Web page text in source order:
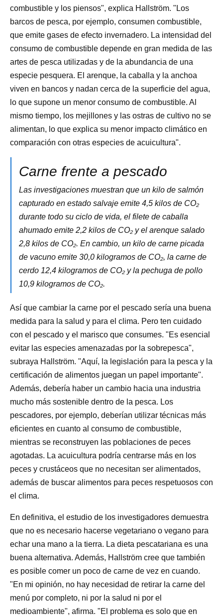
combustible y los piensos", explica Hallström. "Los
barcos de pesca, por ejemplo, consumen combustible,
que emite gases de efecto invernadero. La intensidad del
consumo de combustible depende en gran medida de las
artes de pesca utilizadas y de la abundancia de una
especie pesquera. El arenque, la caballa y la anchoa
viven en bancos y nadan cerca de la superficie del agua,
lo que supone un menor consumo de combustible. Al
mismo tiempo, los mejillones y las ostras de cultivo no se
alimentan, lo que explica su menor impacto climático en
comparación con otras especies de acuicultura".
Carne frente a pescado
Las investigaciones muestran que un kilo de salmón
capturado en estado salvaje emite 4,5 kilos de CO₂
durante todo su ciclo de vida, el filete de caballa
ahumado emite 2,2 kilos de CO₂ y el arenque salado
2,8 kilos de CO₂. En cambio, un kilo de carne picada
de vacuno emite 30,0 kilogramos de CO₂, la carne de
cerdo 12,4 kilogramos de CO₂ y la pechuga de pollo
10,9 kilogramos de CO₂.
Así que cambiar la carne por el pescado sería una buena
medida para la salud y para el clima. Pero ten cuidado
con el pescado y el marisco que consumes. "Es esencial
evitar las especies amenazadas por la sobrepesca",
subraya Hallström. "Aquí, la legislación para la pesca y la
certificación de alimentos juegan un papel importante".
Además, debería haber un cambio hacia una industria
mucho más sostenible dentro de la pesca. Los
pescadores, por ejemplo, deberían utilizar técnicas más
eficientes en cuanto al consumo de combustible,
mientras se reconstruyen las poblaciones de peces
agotadas. La acuicultura podría centrarse más en los
peces y crustáceos que no necesitan ser alimentados,
además de buscar alimentos para peces respetuosos con
el clima.
En definitiva, el estudio de los investigadores demuestra
que no es necesario hacerse vegetariano o vegano para
echar una mano a la tierra. La dieta pescatariana es una
buena alternativa. Además, Hallström cree que también
es posible comer un poco de carne de vez en cuando.
"En mi opinión, no hay necesidad de retirar la carne del
menú por completo, ni por la salud ni por el
medioambiente", afirma. "El problema es solo que en